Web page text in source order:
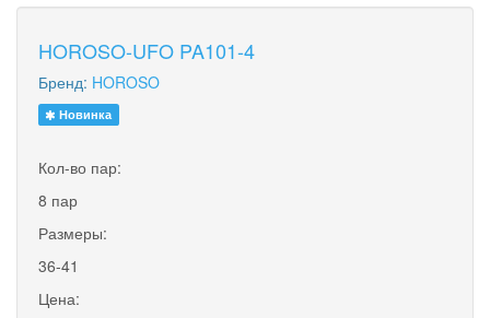
HOROSO-UFO PA101-4
Бренд: HOROSO
Новинка
Кол-во пар:
8 пар
Размеры:
36-41
Цена: